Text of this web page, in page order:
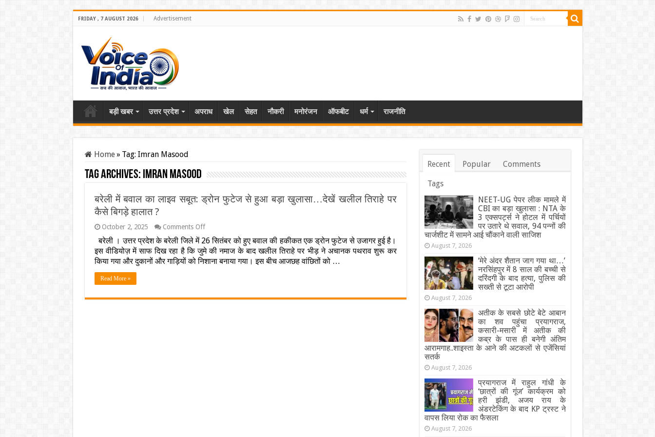
FRIDAY , 7 AUGUST 2026 Advertisement
बड़ी खबर उत्तर प्रदेश अपराध खेल सेहत नौकरी मनोरंजन ऑफबीट धर्म राजनीति
Home» Tag: Imran Masood
Tag Archives: Imran Masood
बरेली में बवाल का लाइव सबूत: ड्रोन फुटेज से हुआ बड़ा खुलासा…देखें खलील तिराहे पर
कैसे बिगड़े हालात ?
October 2, 2025 Comments Offon
में
बवाल
का
से
बरेली । उत्तर प्रदेश के बरेली जिले में 26 सितंबर को हुए बवाल की हकीकत एक ड्रोन फुटेज से उजागर हुई है।
इस वीडियोज़ में साफ दिख रहा है कि जुमे की नमाज के बाद खलील तिराहे पर भीड़ ने अचानक पथराव शुरू कर
किया गया और दुकानों और गाड़ियों को निशाना बनाया गया। इस बीच आजछह वांछितों को …
Read More »
Recent Popular Comments
Tags
NEET-UG पेपर लीक मामले में
CBI का बड़ा खुलासा : NTA के
3 एक्सपर्ट्स ने होटल में पर्चियों
पर उतारे थे सवाल, 94 पन्नों की
चार्जशीट में सामने आई चौंकाने वाली साजिश
August 7, 2026
‘मेरे अंदर शैतान जाग गया था…’
नरसिंहपुर में 8 साल की बच्ची से
दरिंदगी के बाद हत्या, पुलिस की
सख्ती से टूटा आरोपी
August 7, 2026
अतीक के सबसे छोटे बेटे आबान
का शव पहुंचा प्रयागराज,
कसारी-मसारी में अतीक की
कब्र के पास ही बनेगी अंतिम
आरामगाह..शाइस्ता के आने की अटकलों से एजेंसियां
सतर्क
August 7, 2026
प्रयागराज में राहुल गांधी के
‘छात्रों की गूंज’ कार्यक्रम को
हरी झंडी, अजय राय के
अंडरटेकिंग के बाद KP ट्रस्ट ने
वापस लिया रोक का फैसला
August 7, 2026